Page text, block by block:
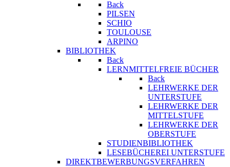
Back
PILSEN
SCHIO
TOULOUSE
ARPINO
BIBLIOTHEK
Back
LERNMITTELFREIE BÜCHER
Back
LEHRWERKE DER
UNTERSTUFE
LEHRWERKE DER
MITTELSTUFE
LEHRWERKE DER
OBERSTUFE
STUDIENBIBLIOTHEK
LESEBÜCHEREI UNTERSTUFE
DIREKTBEWERBUNGSVERFAHREN